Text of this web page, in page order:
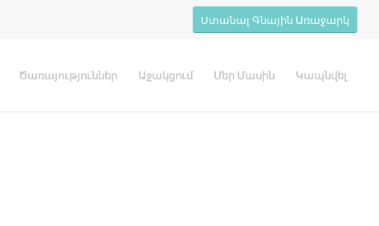
Ստանալ Գնային Առաջարկ
Ծառայություններ Աջակցում Մեր Մասին Կապնվել